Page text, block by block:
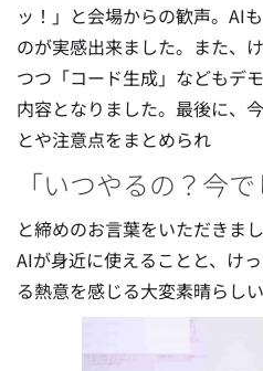
ッ！」と会場からの歓声。AI
のが実感出来ました。また、
つつ「コード生成」などもデ
内容となりました。最後に、
とや注意点をまとめられ
「いつやるの？今で
と締めのお言葉をいただきま
AIが身近に使えることと、け
る熱意を感じる大変素晴らし